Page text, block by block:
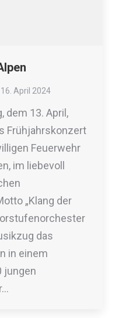
16. April 2024
dem 13. April,
Frühjahrskonzert
Feuerwehr
im liebevoll
„Klang der
das
in einem
jungen